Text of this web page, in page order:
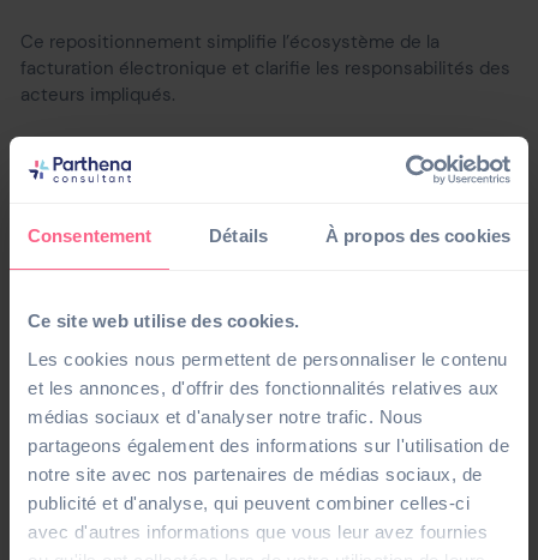
Consentement Détails À propos des cookies
Ce site web utilise des cookies.
Les cookies nous permettent de personnaliser le contenu
et les annonces, d'offrir des fonctionnalités relatives aux
médias sociaux et d'analyser notre trafic. Nous
partageons également des informations sur l'utilisation de
notre site avec nos partenaires de médias sociaux, de
publicité et d'analyse, qui peuvent combiner celles-ci
avec d'autres informations que vous leur avez fournies
Ce repositionnement simplifie l’écosystème de la
facturation électronique et clarifie les responsabilités des
acteurs impliqués.
Nouveau circuit de transmission des
des PDP et le rôle stratégique du concentrateur de
factures électroniques. Désormais, toutes les entreprises
devront passer exclusivement par une PDP pour émettre
et recevoir leurs factures.